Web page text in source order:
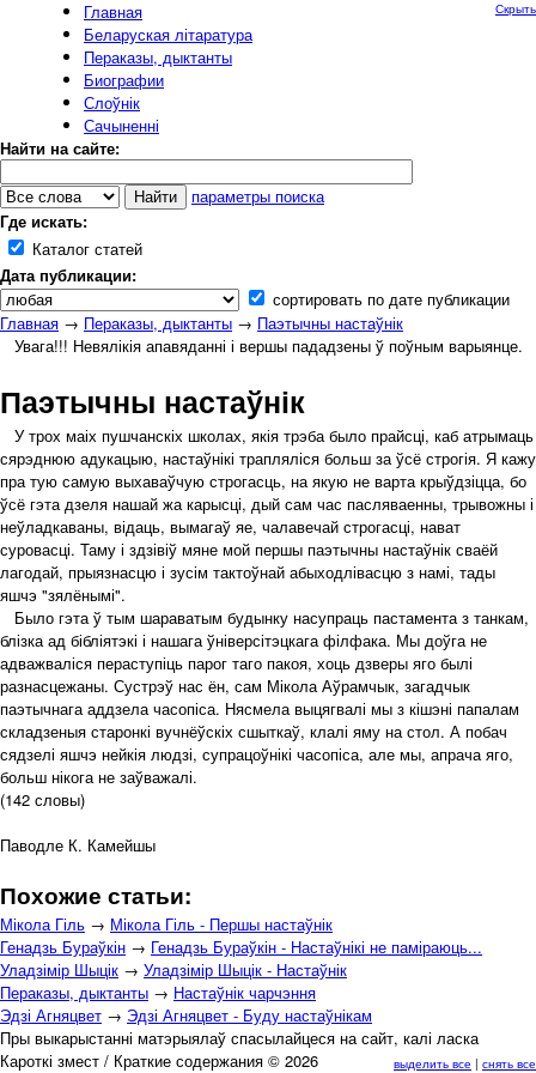
Главная
Беларуская літаратура
Пераказы, дыктанты
Биографии
Слоўнік
Сачыненні
Найти на сайте:
параметры поиска
Где искать:
Каталог статей
Дата публикации:
сортировать по дате публикации
Скрыть
выделить все | снять все
Главная → Пераказы, дыктанты → Паэтычны настаўнік
Увага!!! Невялікія апавяданні і вершы пададзены ў поўным варыянце.
Паэтычны настаўнік
У трох маіх пушчанскіх школах, якія трэба было прайсці, каб атрымаць
сярэднюю адукацыю, настаўнікі трапляліся больш за ўсё строгія. Я кажу
пра тую самую выхаваўчую строгасць, на якую не варта крыўдзіцца, бо
ўсё гэта дзеля нашай жа карысці, дый сам час пасляваенны, трывожны і
неўладкаваны, відаць, вымагаў яе, чалавечай строгасці, нават
суровасці. Таму і здзівіў мяне мой першы паэтычны настаўнік сваёй
лагодай, прыязнасцю і зусім тактоўнай абыходлівасцю з намі, тады
яшчэ "зялёнымі".
Было гэта ў тым шараватым будынку насупраць пастамента з танкам,
блізка ад бібліятэкі і нашага ўніверсітэцкага філфака. Мы доўга не
адважваліся пераступіць парог таго пакоя, хоць дзверы яго былі
разнасцежаны. Сустрэў нас ён, сам Мікола Аўрамчык, загадчык
паэтычнага аддзела часопіса. Нясмела выцягвалі мы з кішэні папалам
складзеныя старонкі вучнёўскіх сшыткаў, клалі яму на стол. А побач
сядзелі яшчэ нейкія людзі, супрацоўнікі часопіса, але мы, апрача яго,
больш нікога не заўважалі.
(142 словы)
Паводле К. Камейшы
Похожие статьи:
Мікола Гіль → Мікола Гіль - Першы настаўнік
Генадзь Бураўкін → Генадзь Бураўкін - Настаўнікі не паміраюць...
Уладзімір Шыцік → Уладзімір Шыцік - Настаўнік
Пераказы, дыктанты → Настаўнік чарчэння
Эдзі Агняцвет → Эдзі Агняцвет - Буду настаўнікам
Пры выкарыстанні матэрыялаў спасылайцеся на сайт, калі ласка
Кароткі змест / Краткие содержания © 2026